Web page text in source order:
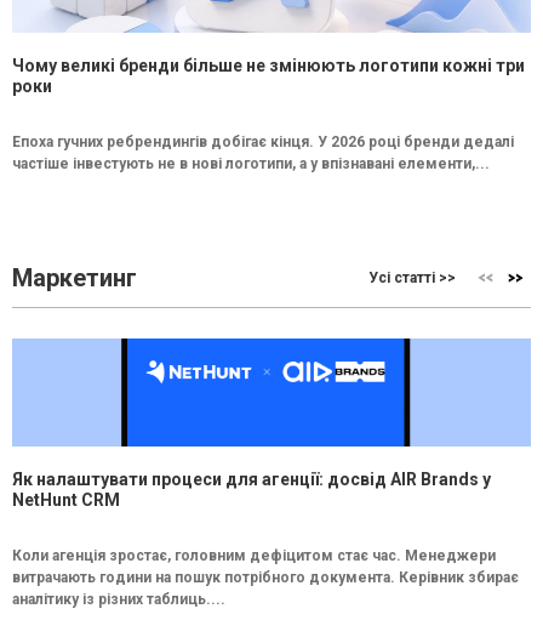
Чому великі бренди більше не змінюють логотипи кожні три
роки
Епоха гучних ребрендингів добігає кінця. У 2026 році бренди дедалі
частіше інвестують не в нові логотипи, а у впізнавані елементи,...
Маркетинг Усі статті >>
Як налаштувати процеси для агенції: досвід AIR Brands у
NetHunt CRM
Коли агенція зростає, головним дефіцитом стає час. Менеджери
витрачають години на пошук потрібного документа. Керівник збирає
аналітику із різних таблиць....